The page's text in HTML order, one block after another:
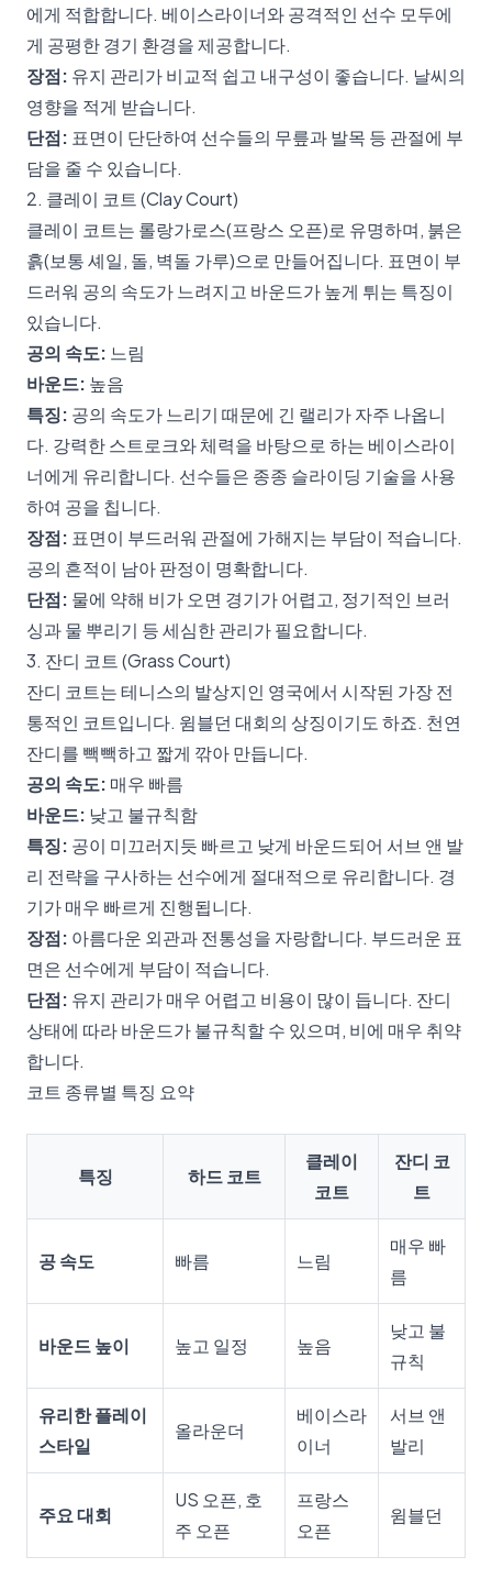
에게 적합합니다. 베이스라이너와 공격적인 선수 모두에
게 공평한 경기 환경을 제공합니다.
장점: 유지 관리가 비교적 쉽고 내구성이 좋습니다. 날씨의
영향을 적게 받습니다.
단점: 표면이 단단하여 선수들의 무릎과 발목 등 관절에 부
담을 줄 수 있습니다.
2. 클레이 코트 (Clay Court)
클레이 코트는 롤랑가로스(프랑스 오픈)로 유명하며, 붉은
흙(보통 셰일, 돌, 벽돌 가루)으로 만들어집니다. 표면이 부
드러워 공의 속도가 느려지고 바운드가 높게 튀는 특징이
있습니다.
공의 속도: 느림
바운드: 높음
특징: 공의 속도가 느리기 때문에 긴 랠리가 자주 나옵니
다. 강력한 스트로크와 체력을 바탕으로 하는 베이스라이
너에게 유리합니다. 선수들은 종종 슬라이딩 기술을 사용
하여 공을 칩니다.
장점: 표면이 부드러워 관절에 가해지는 부담이 적습니다.
공의 흔적이 남아 판정이 명확합니다.
단점: 물에 약해 비가 오면 경기가 어렵고, 정기적인 브러
싱과 물 뿌리기 등 세심한 관리가 필요합니다.
3. 잔디 코트 (Grass Court)
잔디 코트는 테니스의 발상지인 영국에서 시작된 가장 전
통적인 코트입니다. 윔블던 대회의 상징이기도 하죠. 천연
잔디를 빽빽하고 짧게 깎아 만듭니다.
공의 속도: 매우 빠름
바운드: 낮고 불규칙함
특징: 공이 미끄러지듯 빠르고 낮게 바운드되어 서브 앤 발
리 전략을 구사하는 선수에게 절대적으로 유리합니다. 경
기가 매우 빠르게 진행됩니다.
장점: 아름다운 외관과 전통성을 자랑합니다. 부드러운 표
면은 선수에게 부담이 적습니다.
단점: 유지 관리가 매우 어렵고 비용이 많이 듭니다. 잔디
상태에 따라 바운드가 불규칙할 수 있으며, 비에 매우 취약
합니다.
코트 종류별 특징 요약
특징 하드 코트
클레이
코트
잔디 코
트
공 속도 빠름 느림
매우 빠
름
바운드 높이 높고 일정 높음
낮고 불
규칙
유리한 플레이
스타일
올라운더
베이스라
이너
서브 앤
발리
주요 대회
US 오픈, 호
주 오픈
프랑스
오픈
윔블던